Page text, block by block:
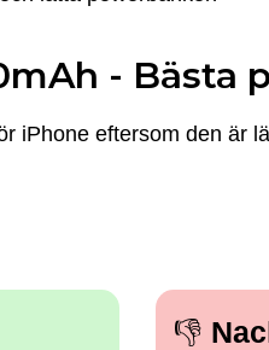
-
iPhone eftersom den är
👎